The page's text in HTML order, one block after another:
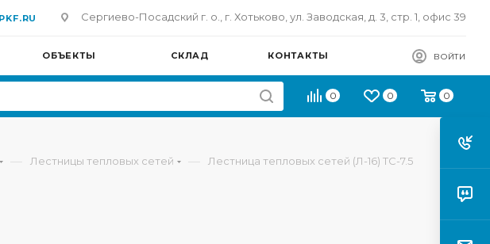
Сергиево-Посадский г. о., г. Хотьково, ул. Заводская, д. 3, стр. 1, офис 39
ОБЪЕКТЫ СКЛАД КОНТАКТЫ ВОЙТИ
0 0 0
— Лестницы тепловых сетей — Лестница тепловых сетей (Л-16) ТС-7.5